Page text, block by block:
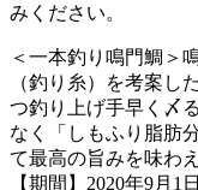
みください。
＜一本釣り鳴門鯛＞
（釣り糸）を考案し
つ釣り上げ手早く〆
なく「しもふり脂肪
て最高の旨みを味わ
【期間】2020年9月1